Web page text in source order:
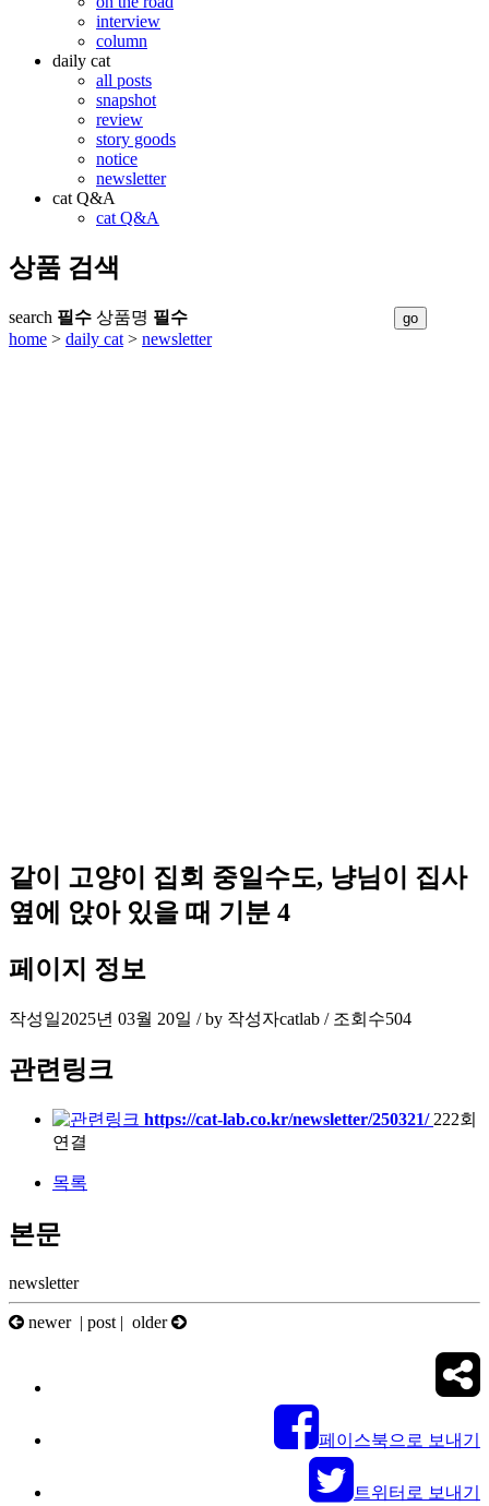
interview
column
daily cat
all posts
snapshot
review
story goods
notice
newsletter
cat Q&A
cat Q&A
상품 검색
search 필수 상품명 필수
home > daily cat > newsletter
같이 고양이 집회 중일수도, 냥님이 집사
옆에 앉아 있을 때 기분 4
페이지 정보
작성일2025년 03월 20일 / by 작성자catlab / 조회수504
관련링크
https://cat-lab.co.kr/newsletter/250321/ 222회
연결
목록
본문
newsletter
newer | post | older
페이스북으로 보내기
트위터로 보내기